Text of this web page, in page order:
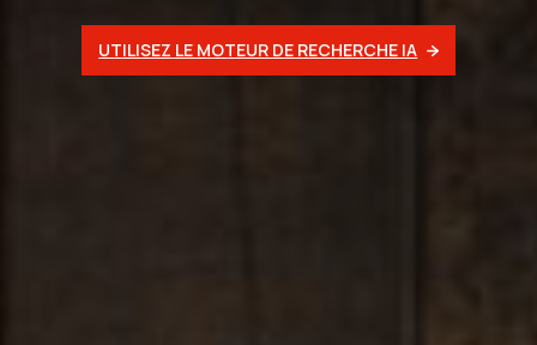
UTILISEZ LE MOTEUR DE RECHERCHE IA